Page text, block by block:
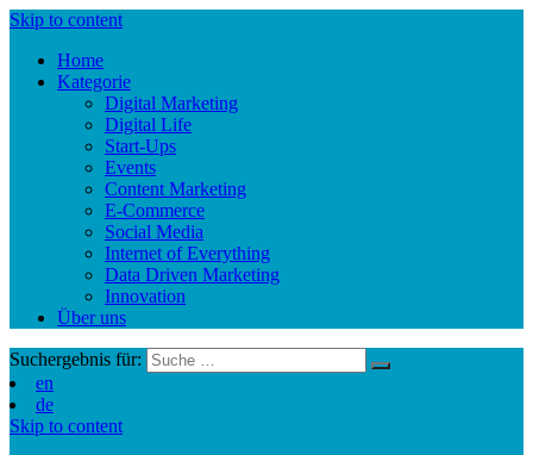
Skip to content
Home
Kategorie
Digital Marketing
Digital Life
Start-Ups
Events
Content Marketing
E-Commerce
Social Media
Internet of Everything
Data Driven Marketing
Innovation
Über uns
Suchergebnis für:
en
de
Skip to content